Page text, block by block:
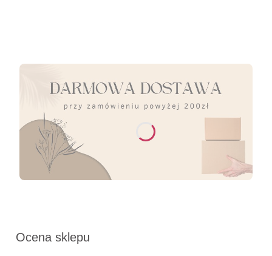
Ocena sklepu